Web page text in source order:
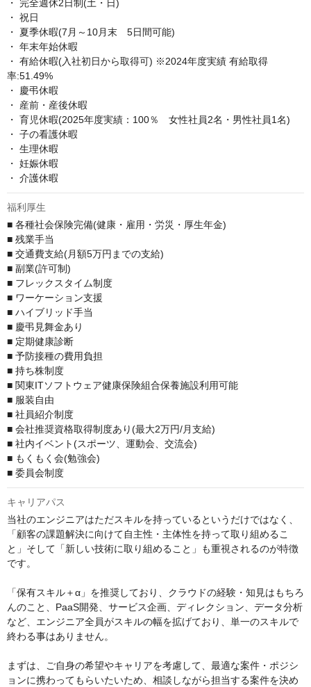
・ 完全週休2日制(土・日)
・ 祝日
・ 夏季休暇(7月～10月末　5日間可能)
・ 年末年始休暇
・ 有給休暇(入社初日から取得可) ※2024年度実績 有給取得
率:51.49%
・ 慶弔休暇
・ 産前・産後休暇
・ 育児休暇(2025年度実績：100％　女性社員2名・男性社員1名)
・ 子の看護休暇
・ 生理休暇
・ 妊娠休暇
・ 介護休暇
福利厚生
■ 各種社会保険完備(健康・雇用・労災・厚生年金)
■ 残業手当
■ 交通費支給(月額5万円までの支給)
■ 副業(許可制)
■ フレックスタイム制度
■ ワーケーション支援
■ ハイブリッド手当
■ 慶弔見舞金あり
■ 定期健康診断
■ 予防接種の費用負担
■ 持ち株制度
■ 関東ITソフトウェア健康保険組合保養施設利用可能
■ 服装自由
■ 社員紹介制度
■ 会社推奨資格取得制度あり(最大2万円/月支給)
■ 社内イベント(スポーツ、運動会、交流会)
■ もくもく会(勉強会)
■ 委員会制度
キャリアパス
当社のエンジニアはただスキルを持っているというだけではなく、
「顧客の課題解決に向けて自主性・主体性を持って取り組めるこ
と」そして「新しい技術に取り組めること」も重視されるのが特徴
です。
「保有スキル＋α」を推奨しており、クラウドの経験・知見はもちろ
んのこと、PaaS開発、サービス企画、ディレクション、データ分析
など、エンジニア全員がスキルの幅を拡げており、単一のスキルで
終わる事はありません。
まずは、ご自身の希望やキャリアを考慮して、最適な案件・ポジシ
ョンに携わってもらいたいため、相談しながら担当する案件を決め